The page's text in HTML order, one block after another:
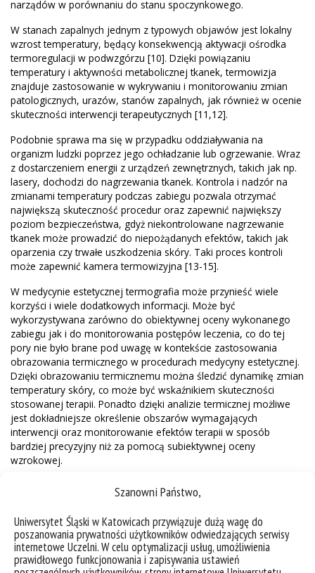
Szanowni Państwo,
Uniwersytet Śląski w Katowicach przywiązuje dużą wagę do
poszanowania prywatności użytkowników odwiedzających serwisy
internetowe Uczelni. W celu optymalizacji usług, umożliwienia
prawidłowego funkcjonowania i zapisywania ustawień
narządów w porównaniu do stanu spoczynkowego.
W stanach zapalnych jednym z typowych objawów jest lokalny
wzrost temperatury, będący konsekwencją aktywacji ośrodka
termoregulacji w podwzgórzu [10]. Dzięki powiązaniu
temperatury i aktywności metabolicznej tkanek, termowizja
znajduje zastosowanie w wykrywaniu i monitorowaniu zmian
patologicznych, urazów, stanów zapalnych, jak również w ocenie
skuteczności interwencji terapeutycznych [11,12].
Podobnie sprawa ma się w przypadku oddziaływania na
organizm ludzki poprzez jego ochładzanie lub ogrzewanie. Wraz
z dostarczeniem energii z urządzeń zewnętrznych, takich jak np.
lasery, dochodzi do nagrzewania tkanek. Kontrola i nadzór na
zmianami temperatury podczas zabiegu pozwala otrzymać
największą skuteczność procedur oraz zapewnić największy
poziom bezpieczeństwa, gdyż niekontrolowane nagrzewanie
tkanek może prowadzić do niepożądanych efektów, takich jak
oparzenia czy trwałe uszkodzenia skóry. Taki proces kontroli
może zapewnić kamera termowizyjna [13-15].
W medycynie estetycznej termografia może przynieść wiele
korzyści i wiele dodatkowych informacji. Może być
wykorzystywana zarówno do obiektywnej oceny wykonanego
zabiegu jak i do monitorowania postępów leczenia, co do tej
pory nie było brane pod uwagę w kontekście zastosowania
obrazowania termicznego w procedurach medycyny estetycznej.
Dzięki obrazowaniu termicznemu można śledzić dynamikę zmian
temperatury skóry, co może być wskaźnikiem skuteczności
stosowanej terapii. Ponadto dzięki analizie termicznej możliwe
jest dokładniejsze określenie obszarów wymagających
interwencji oraz monitorowanie efektów terapii w sposób
bardziej precyzyjny niż za pomocą subiektywnej oceny
wzrokowej.
zastosowania.Warszawa, Wydawnictwo PAK, 2011.
Wiśniewski S., Wiśniewski S.T.Wymiana Ciepła.wydanie 6.
Warszawa, WNT, 2009.
Charlton M., Stanley S.A., Whitman Z., Wenn V., Coats T.J.,